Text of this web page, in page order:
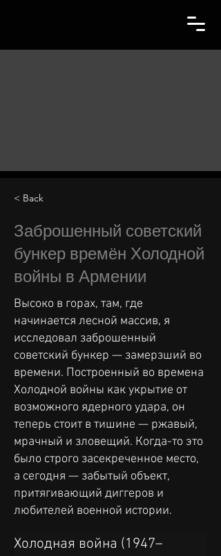
< Back
Заброшенный советский
бункер времён Холодной
войны в Армении
Высоко в горах, там, где
начинается лесной массив, я
исследовал заброшенный
советский бункер — замерзший во
времени. Построенный во времена
Холодной войны как укрытие от
возможного ядерного удара, он
теперь стоит в тишине — ржавый,
мрачный и зловещий. Когда-то это
было строго засекреченное место,
а сегодня — забытый объект,
притягивающий диггеров и
любителей военной истории.
Холодная война (1947–